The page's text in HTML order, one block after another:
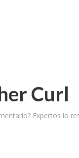
Curl
Expertos lo